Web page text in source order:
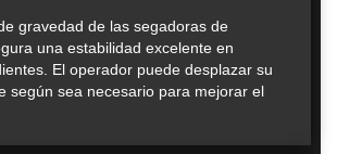
gravedad de las segadoras de
una estabilidad excelente en
El operador puede desplazar su
según sea necesario para mejorar el